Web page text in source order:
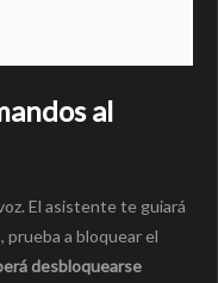
al
El asistente te guiará
a bloquear el
desbloquearse